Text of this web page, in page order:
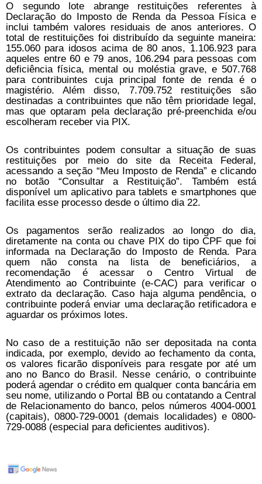
O segundo lote abrange restituições referentes à
Declaração do Imposto de Renda da Pessoa Física e
inclui também valores residuais de anos anteriores. O
total de restituições foi distribuído da seguinte maneira:
155.060 para idosos acima de 80 anos, 1.106.923 para
aqueles entre 60 e 79 anos, 106.294 para pessoas com
deficiência física, mental ou moléstia grave, e 507.768
para contribuintes cuja principal fonte de renda é o
magistério. Além disso, 7.709.752 restituições são
destinadas a contribuintes que não têm prioridade legal,
mas que optaram pela declaração pré-preenchida e/ou
escolheram receber via PIX.
Os contribuintes podem consultar a situação de suas
restituições por meio do site da Receita Federal,
acessando a seção “Meu Imposto de Renda” e clicando
no botão “Consultar a Restituição”. Também está
disponível um aplicativo para tablets e smartphones que
facilita esse processo desde o último dia 22.
Os pagamentos serão realizados ao longo do dia,
diretamente na conta ou chave PIX do tipo CPF que foi
informada na Declaração do Imposto de Renda. Para
quem não consta na lista de beneficiários, a
recomendação é acessar o Centro Virtual de
Atendimento ao Contribuinte (e-CAC) para verificar o
extrato da declaração. Caso haja alguma pendência, o
contribuinte poderá enviar uma declaração retificadora e
aguardar os próximos lotes.
No caso de a restituição não ser depositada na conta
indicada, por exemplo, devido ao fechamento da conta,
os valores ficarão disponíveis para resgate por até um
ano no Banco do Brasil. Nesse cenário, o contribuinte
poderá agendar o crédito em qualquer conta bancária em
seu nome, utilizando o Portal BB ou contatando a Central
de Relacionamento do banco, pelos números 4004-0001
(capitais), 0800-729-0001 (demais localidades) e 0800-
729-0088 (especial para deficientes auditivos).